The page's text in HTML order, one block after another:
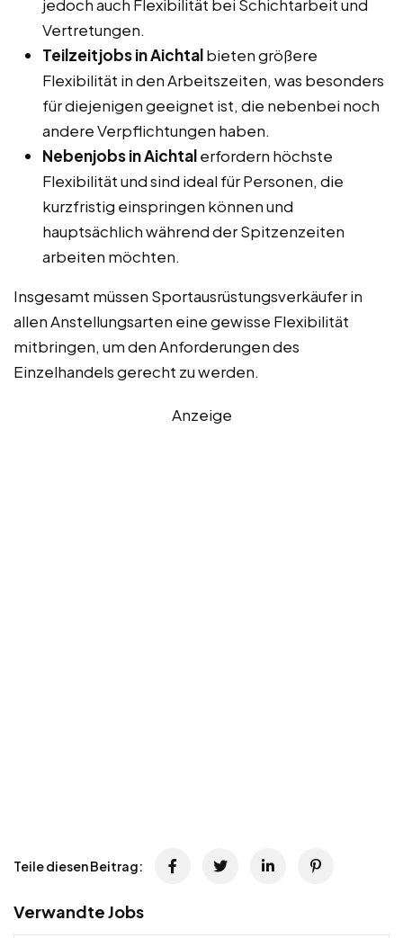
jedoch auch Flexibilität bei Schichtarbeit und
Vertretungen.
Teilzeitjobs in Aichtalbieten größere
Flexibilität in den Arbeitszeiten, was besonders
für diejenigen geeignet ist, die nebenbei noch
andere Verpflichtungen haben.
Nebenjobs in Aichtalerfordern höchste
Flexibilität und sind ideal für Personen, die
kurzfristig einspringen können und
hauptsächlich während der Spitzenzeiten
arbeiten möchten.
Insgesamt müssen Sportausrüstungsverkäufer in
allen Anstellungsarten eine gewisse Flexibilität
mitbringen, um den Anforderungen des
Einzelhandels gerecht zu werden.
Anzeige
Teile diesen Beitrag:
Verwandte Jobs